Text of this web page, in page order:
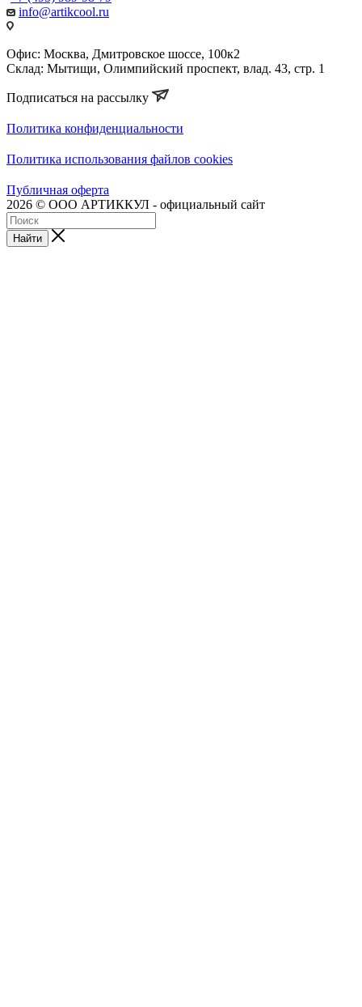
info@artikcool.ru
Офис: Москва, Дмитровское шоссе, 100к2
Склад: Мытищи, Олимпийский проспект, влад. 43, стр. 1
Подписаться на рассылку
Политика конфиденциальности
Политика использования файлов cookies
Публичная оферта
2026 © ООО АРТИККУЛ - официальный сайт
Найти